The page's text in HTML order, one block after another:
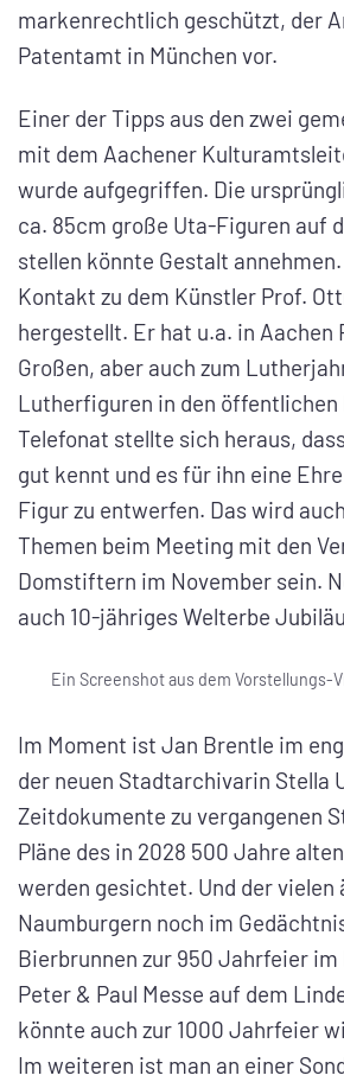
markenrechtlich geschützt, der
Patentamt in München vor.
Einer der Tipps aus den zwei
mit dem Aachener
wurde aufgegriffen. Die
ca. 85cm große Uta-Figuren auf
stellen könnte Gestalt
Kontakt zu dem Künstler Prof.
hergestellt. Er hat u.a. in Aachen
Großen, aber auch zum
Lutherfiguren in den öffentlichen
Telefonat stellte sich heraus,
gut kennt und es für ihn eine
Figur zu entwerfen. Das wird
Themen beim Meeting mit den
Domstiftern im November sein.
auch 10-jähriges Welterbe
Ein Screenshot aus dem Vorstellungs-
Im Moment ist Jan Brentle im
der neuen Stadtarchivarin Stella
Zeitdokumente zu vergangenen
Pläne des in 2028 500 Jahre
werden gesichtet. Und der vielen
Naumburgern noch im
Bierbrunnen zur 950 Jahrfeier im
Peter & Paul Messe auf dem
könnte auch zur 1000 Jahrfeier
Im weiteren ist man an einer